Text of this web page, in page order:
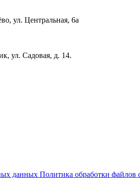
ул. Центральная, 6a
ул. Садовая, д. 14.
данных Политика обработки файлов